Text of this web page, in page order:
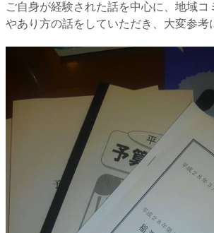
ご自身が経験された話を中心に、地域コ
やあり方の話をしていただき、大変参考